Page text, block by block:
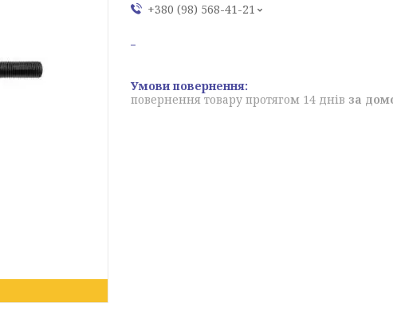
+380 (98) 568-41-21
повернення товару протягом 14 днів за